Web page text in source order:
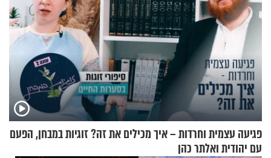
פגיעה עצמית וחרדות – איך מכילים את זה? זוגיות במבחן, הפעם
עם יהודית ואלתר כהן